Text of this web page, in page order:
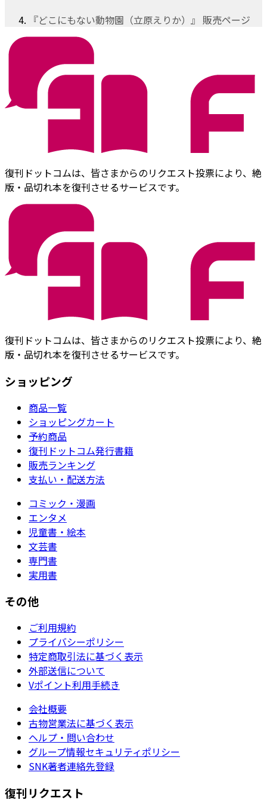
『どこにもない動物園（立原えりか）』 販売ページ
復刊ドットコムは、皆さまからのリクエスト投票により、絶
版・品切れ本を復刊させるサービスです。
復刊ドットコムは、皆さまからのリクエスト投票により、絶
版・品切れ本を復刊させるサービスです。
ショッピング
商品一覧
ショッピングカート
予約商品
復刊ドットコム発行書籍
販売ランキング
支払い・配送方法
コミック・漫画
エンタメ
児童書・絵本
文芸書
専門書
実用書
その他
ご利用規約
プライバシーポリシー
特定商取引法に基づく表示
外部送信について
Vポイント利用手続き
会社概要
古物営業法に基づく表示
ヘルプ・問い合わせ
グループ情報セキュリティポリシー
SNK著者連絡先登録
復刊リクエスト